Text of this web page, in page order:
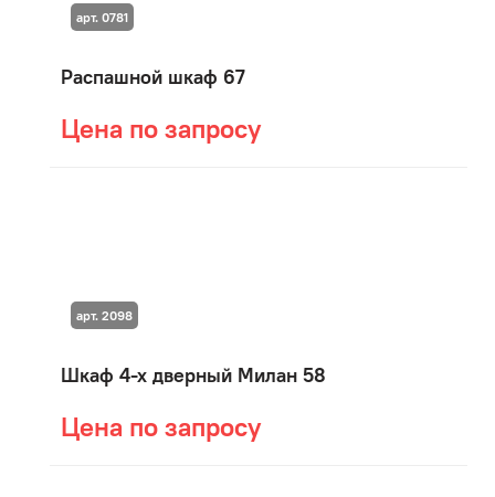
Распашной шкаф 67
Цена по запросу
арт. 0781
Шкаф 4-х дверный Милан 58
Цена по запросу
арт. 2098